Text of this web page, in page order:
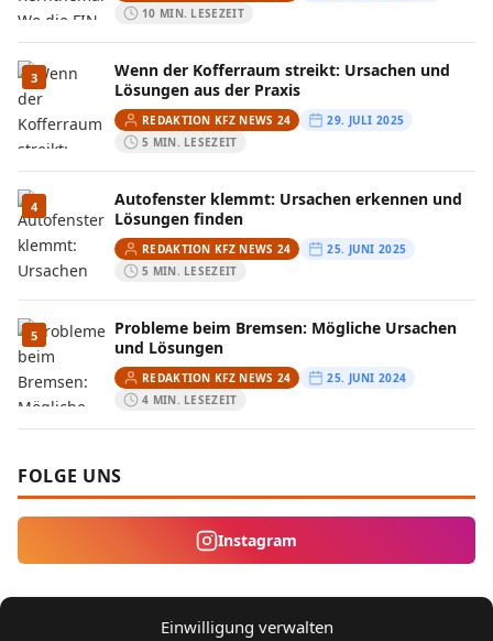
Einwilligung verwalten
10 MIN. LESEZEIT
3
Wenn der Kofferraum streikt: Ursachen und
Lösungen aus der Praxis
REDAKTION KFZ NEWS 24
29. JULI 2025
5 MIN. LESEZEIT
4
Autofenster klemmt: Ursachen erkennen und
Lösungen finden
REDAKTION KFZ NEWS 24
25. JUNI 2025
5 MIN. LESEZEIT
5
Probleme beim Bremsen: Mögliche Ursachen
und Lösungen
REDAKTION KFZ NEWS 24
25. JUNI 2024
4 MIN. LESEZEIT
FOLGE UNS
Instagram